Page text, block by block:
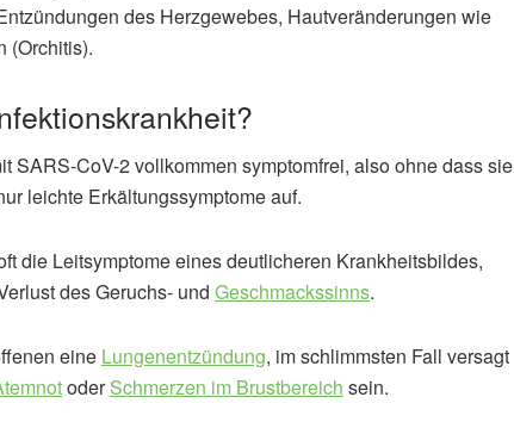
des Herzgewebes, Hautveränderungen wie
(Orchitis).
SARS-CoV-2 vollkommen symptomfrei, also ohne dass sie
leichte Erkältungssymptome auf.
die Leitsymptome eines deutlicheren Krankheitsbildes,
des Geruchs- und Geschmackssinns.
eine Lungenentzündung, im schlimmsten Fall versagt
oderSchmerzen im Brustbereich sein.